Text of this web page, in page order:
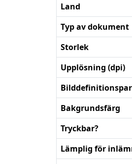
Land
Typ av dokument
Storlek
Upplösning (dpi)
Bakgrundsfärg
Tryckbar?
Lämplig för